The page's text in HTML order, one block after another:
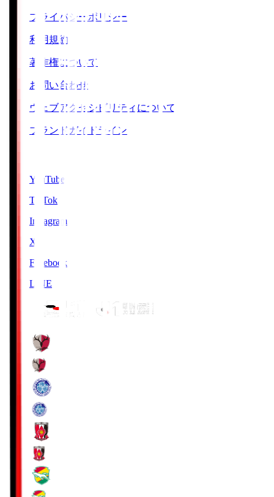
プライバシーポリシー
利用規約
著作権について
お問い合わせ
ウェブアクセシビリティについて
ブランドガイドライン
YouTube
TikTok
Instagram
X
Facebook
LINE